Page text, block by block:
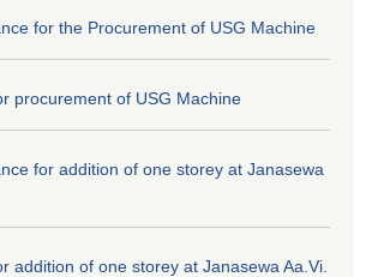
for the Procurement of USG Machine
procurement of USG Machine
for addition of one storey at Janasewa
addition of one storey at Janasewa Aa.Vi.